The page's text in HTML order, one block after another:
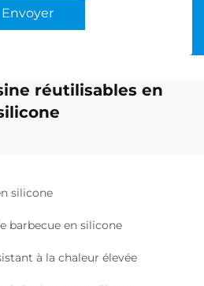
Envoyer
réutilisables en
silicone
barbecue en silicone
à la chaleur élevée